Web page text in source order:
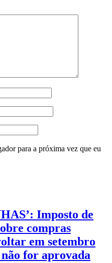
para a próxima vez que eu
Imposto de
compras
em setembro
for aprovada